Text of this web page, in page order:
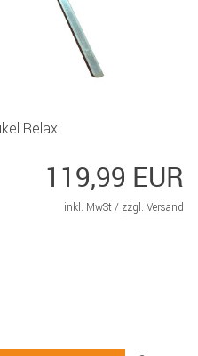
Relax
119,99 EUR
inkl. MwSt / zzgl. Versand